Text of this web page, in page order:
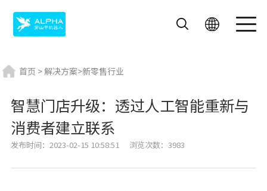
飞毛腿
首页 >解决方案>新零售行业
智慧门店升级：透过人工智能重新与
消费者建立联系
发布时间：2023-02-15 10:58:51 浏览次数：3983